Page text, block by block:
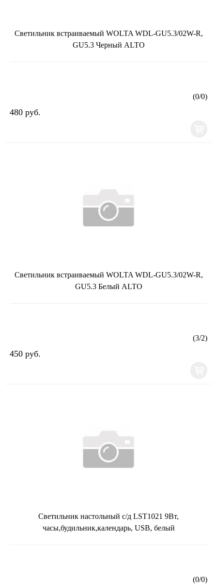
Светильник встраиваемый WOLTA WDL-GU5.3/02W-R,
GU5.3 Черный ALTO
(0/0)
480 руб.
Светильник встраиваемый WOLTA WDL-GU5.3/02W-R,
GU5.3 Белый ALTO
(3/2)
450 руб.
Светильник настольный с/д LST1021 9Вт,
часы,будильник,календарь, USB, белый
(0/0)